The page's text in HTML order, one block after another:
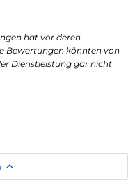
hat vor deren
Bewertungen könnten von
Dienstleistung gar nicht